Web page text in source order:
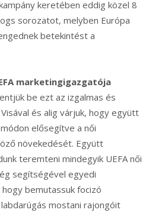
keretében eddig közel 8
sorozatot, melyben Európa
betekintést a
marketingigazgatója
be ezt az izgalmas és
és alig várjuk, hogy együtt
elősegítve a női
növekedését. Együtt
teremteni mindegyik UEFA női
segítségével egyedi
bemutassuk focizó
mostani rajongóit